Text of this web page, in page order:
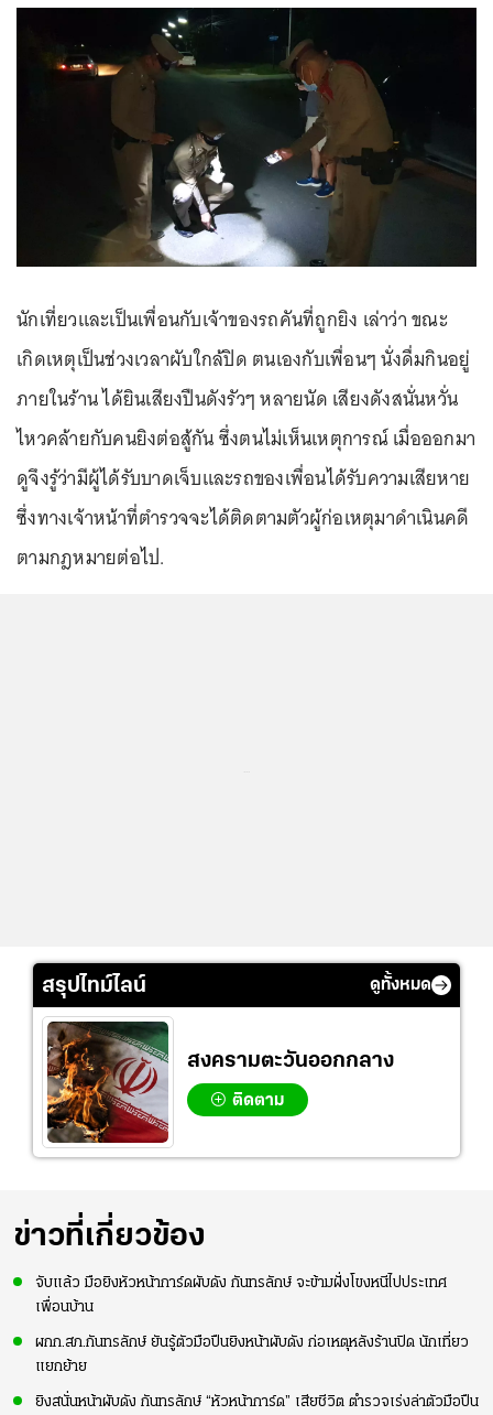
นักเที่ยวและเป็นเพื่อนกับเจ้าของรถคันที่ถูกยิง เล่าว่า ขณะ
เกิดเหตุเป็นช่วงเวลาผับใกล้ปิด ตนเองกับเพื่อนๆ นั่งดื่มกินอยู่
ภายในร้าน ได้ยินเสียงปืนดังรัวๆ หลายนัด เสียงดังสนั่นหวั่น
ไหวคล้ายกับคนยิงต่อสู้กัน ซึ่งตนไม่เห็นเหตุการณ์ เมื่อออกมา
ดูจึงรู้ว่ามีผู้ได้รับบาดเจ็บและรถของเพื่อนได้รับความเสียหาย
ซึ่งทางเจ้าหน้าที่ตำรวจจะได้ติดตามตัวผู้ก่อเหตุมาดำเนินคดี
ตามกฎหมายต่อไป.
สรุปไทม์ไลน์ ดูทั้งหมด
สงครามตะวันออกกลาง
ติดตาม
ข่าวที่เกี่ยวข้อง
จับแล้ว มือยิงหัวหน้าการ์ดผับดัง กันทรลักษ์ จะข้ามฝั่งโขงหนีไปประเทศ
เพื่อนบ้าน
ผกก.สภ.กันทรลักษ์ ยันรู้ตัวมือปืนยิงหน้าผับดัง ก่อเหตุหลังร้านปิด นักเที่ยว
แยกย้าย
ยิงสนั่นหน้าผับดัง กันทรลักษ์ “หัวหน้าการ์ด” เสียชีวิต ตำรวจเร่งล่าตัวมือปืน